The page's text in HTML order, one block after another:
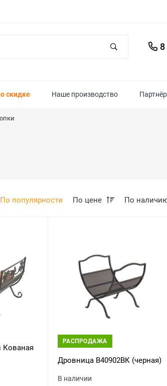
скидке Наше производство
По популярности По цене По
Кованая
РАСПРОДАЖА
Дровница B40902ВК (черная)
В наличии